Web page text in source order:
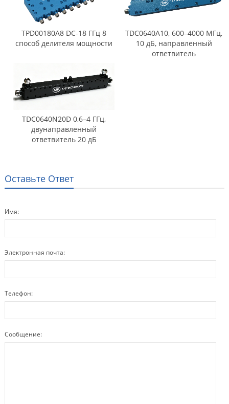
TPD00180A8 DC-18 ГГц 8
способ делителя мощности
TDC0640A10, 600–4000 МГц,
10 дБ, направленный
ответвитель
TDC0640N20D 0,6–4 ГГц,
двунаправленный
ответвитель 20 дБ
Оставьте Ответ
Имя:
Электронная почта:
Телефон:
Сообщение: